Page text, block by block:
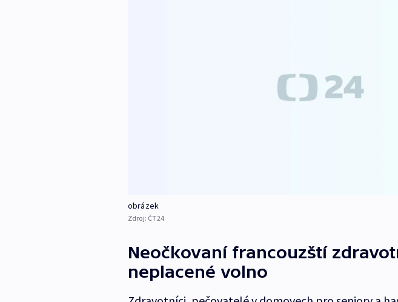
obrázek
Zdroj: ČT24
Neočkovaní francouzští
neplacené volno